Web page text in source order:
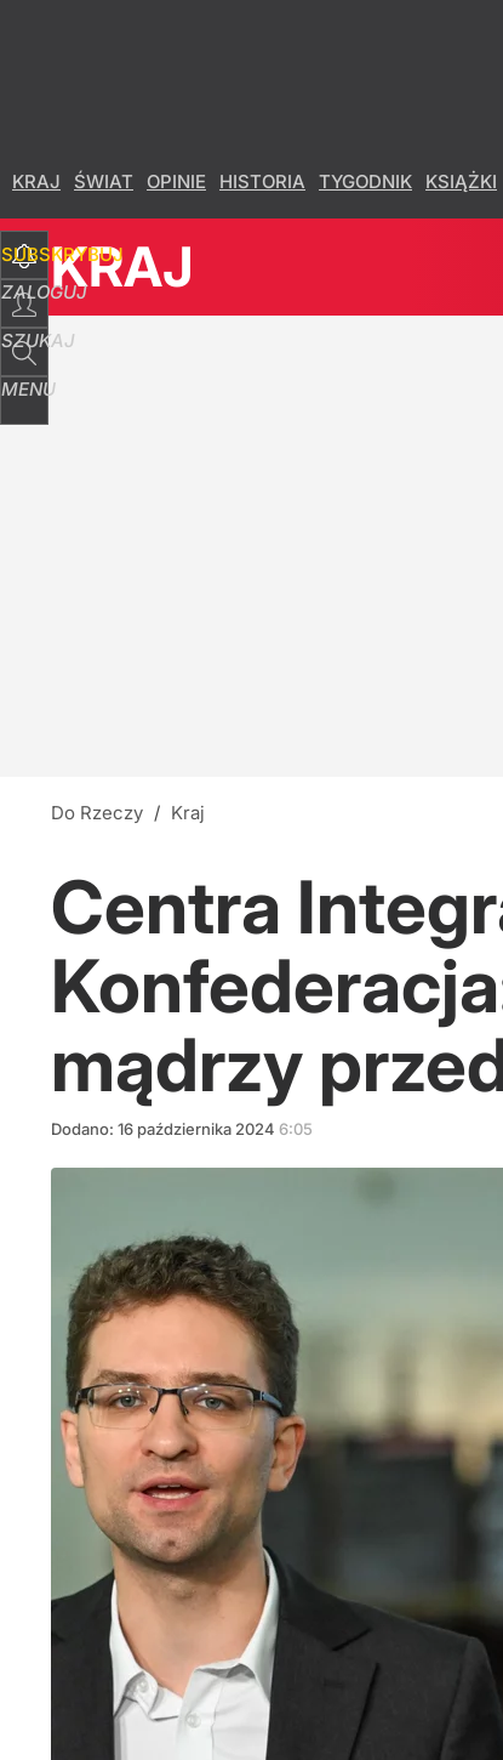
KRAJ ŚWIAT OPINIE HISTORIA TYGODNIK KSIĄŻKI
SUBSKRYBUJ
ZALOGUJ
SZUKAJ
MENU
KRAJ
Do Rzeczy / Kraj
Centra
mądrzy
Dodano: 16 października 2024 6:05